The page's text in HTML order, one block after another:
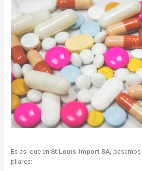
Es así que en St Louis Import SA,
pilares: